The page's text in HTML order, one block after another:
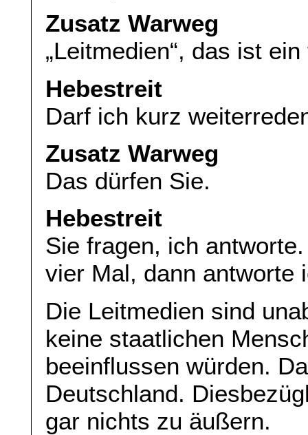
Zusatz Warweg
„Leitmedien“, das ist
Hebestreit
Darf ich kurz
Zusatz Warweg
Das dürfen Sie.
Hebestreit
Sie fragen, ich
vier Mal, dann antworte
Die Leitmedien sind
keine staatlichen
beeinflussen würden.
Deutschland.
gar nichts zu äußern.